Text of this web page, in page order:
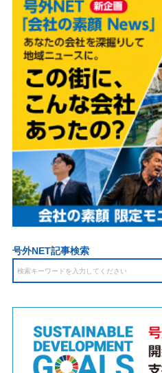
号外NET記事検索